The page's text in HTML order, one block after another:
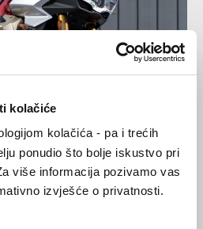
kolačiće
kolačića - pa i trećih
ponudio što bolje iskustvo pri
više informacija pozivamo vas
izvješće o privatnosti.